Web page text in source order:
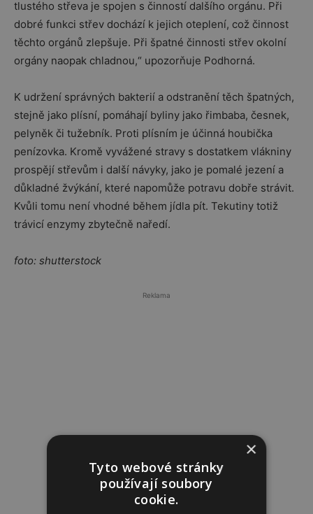
tlustého střeva je spojen s činností dalšího orgánu. Při
dobré funkci střev dochází k jejich oteplení, což činnost
těchto orgánů zlepšuje. Při špatné činnosti střev okolní
orgány naopak chladnou,“ upozorňuje Podhorná.
K udržení správných bakterií a odstranění těch špatných,
stejně jako plísní, pomáhají byliny jako řimbaba, česnek,
pelyněk či tužebník. Proti plísním je účinná houbička
penízovka. Kromě vyvážené stravy s dostatkem vlákniny
prospějí střevům i další návyky, jako je pomalé jezení a
důkladné žvýkání, které napomůže potravu dobře strávit.
Kvůli tomu není vhodné během jídla pít. Tekutiny totiž
trávicí enzymy zbytečně naředí.
foto: shutterstock
Reklama
×
Tyto webové stránky
používají soubory
cookie.